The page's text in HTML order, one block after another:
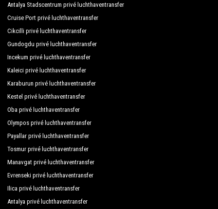
Antalya Stadscentrum privé luchthaventransfer
Cruise Port privé luchthaventransfer
Cikcilli privé luchthaventransfer
Gundogdu privé luchthaventransfer
Incekum privé luchthaventransfer
Kaleici privé luchthaventransfer
Karaburun privé luchthaventransfer
Kestel privé luchthaventransfer
Oba privé luchthaventransfer
Olympos privé luchthaventransfer
Payallar privé luchthaventransfer
Tosmur privé luchthaventransfer
Manavgat privé luchthaventransfer
Evrenseki privé luchthaventransfer
Ilica privé luchthaventransfer
Antalya privé luchthaventransfer